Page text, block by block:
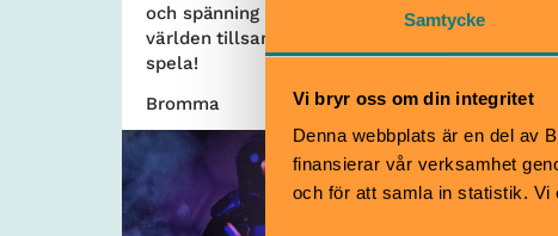
Samtycke
Vi bryr oss om din integritet
Denna webbplats är en del av
finansierar vår verksamhet
och för att samla in statistik.
och spänning när ni utforskar den virtuella
världen tillsammans. Alla från 9 år kan
spela!
Bromma